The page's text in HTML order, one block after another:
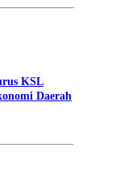
KSL
Daerah